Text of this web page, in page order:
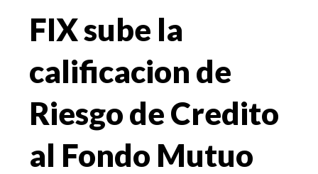
FIX sube la
calificacion de
Riesgo de Credito
al Fondo Mutuo